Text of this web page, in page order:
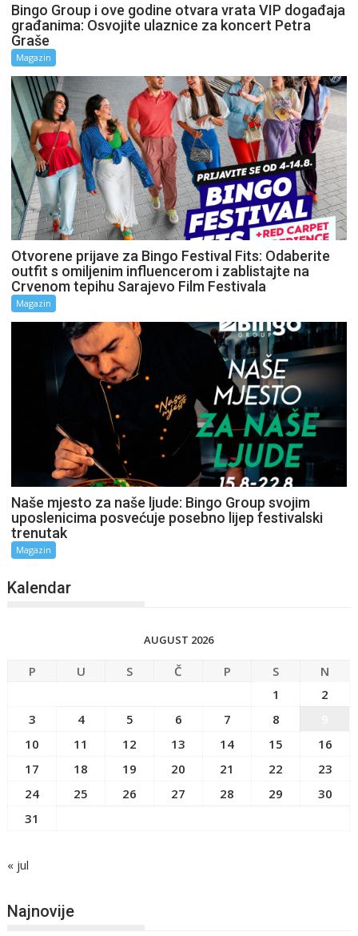
Bingo Group i ove godine otvara vrata VIP događaja
građanima: Osvojite ulaznice za koncert Petra
Graše
Magazin
Otvorene prijave za Bingo Festival Fits: Odaberite
outfit s omiljenim influencerom i zablistajte na
Crvenom tepihu Sarajevo Film Festivala
Magazin
Naše mjesto za naše ljude: Bingo Group svojim
uposlenicima posvećuje posebno lijep festivalski
trenutak
Magazin
Kalendar
AUGUST 2026
P U S Č P S
N
1
2
3
4 5 6 7 8
10
11 12 13 14 15
16
17
18 19 20 21 22
23
24
25 26 27 28 29
30
31
« jul
Najnovije